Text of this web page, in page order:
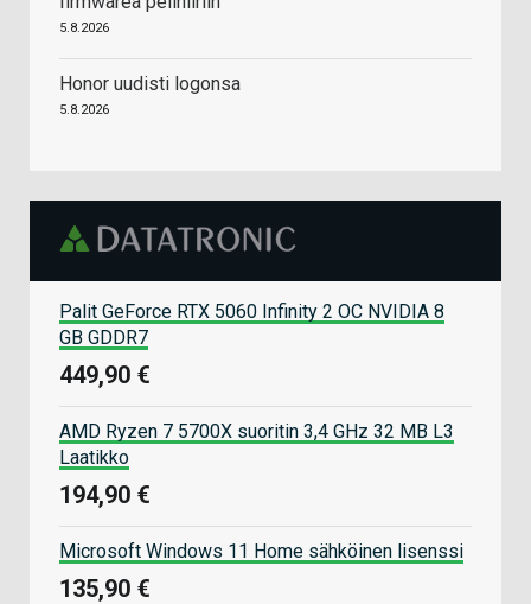
5.8.2026
Honor uudisti logonsa
5.8.2026
Palit GeForce RTX 5060 Infinity 2 OC NVIDIA 8
GB GDDR7
449,90 €
AMD Ryzen 7 5700X suoritin 3,4 GHz 32 MB L3
Laatikko
194,90 €
Microsoft Windows 11 Home sähköinen lisenssi
135,90 €